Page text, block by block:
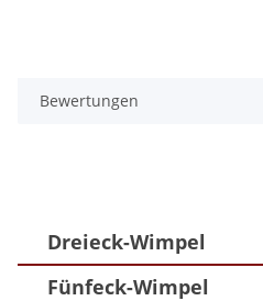
Bewertungen
Dreieck-Wimpel
Fünfeck-Wimpel